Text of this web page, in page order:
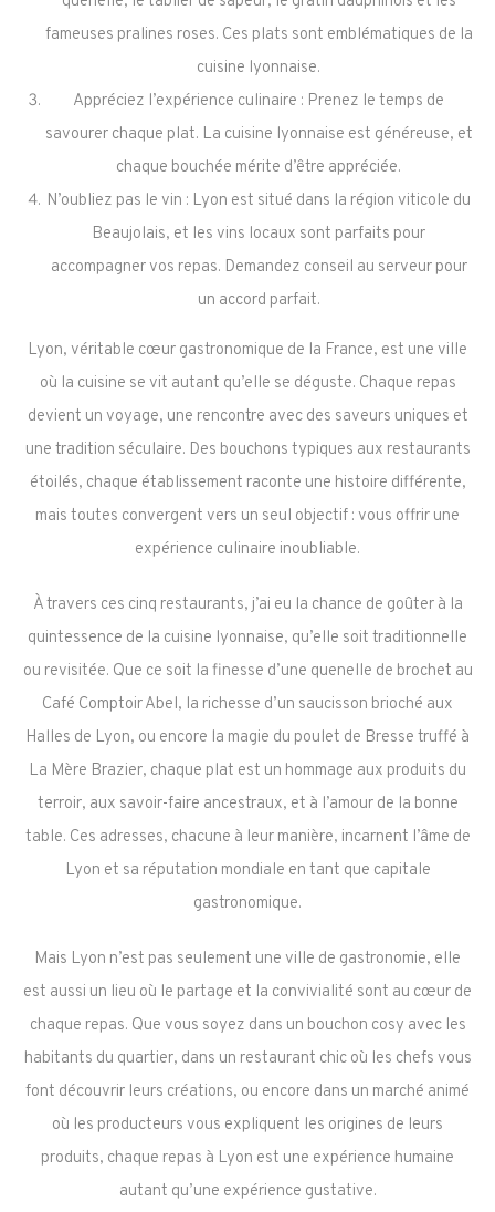
fameuses pralines roses. Ces plats sont emblématiques de la
cuisine lyonnaise.
Appréciez l’expérience culinaire : Prenez le temps de
savourer chaque plat. La cuisine lyonnaise est généreuse, et
chaque bouchée mérite d’être appréciée.
N’oubliez pas le vin : Lyon est situé dans la région viticole du
Beaujolais, et les vins locaux sont parfaits pour
accompagner vos repas. Demandez conseil au serveur pour
un accord parfait.
Lyon, véritable cœur gastronomique de la France, est une ville
où la cuisine se vit autant qu’elle se déguste. Chaque repas
devient un voyage, une rencontre avec des saveurs uniques et
une tradition séculaire. Des bouchons typiques aux restaurants
étoilés, chaque établissement raconte une histoire différente,
mais toutes convergent vers un seul objectif : vous offrir une
expérience culinaire inoubliable.
À travers ces cinq restaurants, j’ai eu la chance de goûter à la
quintessence de la cuisine lyonnaise, qu’elle soit traditionnelle
ou revisitée. Que ce soit la finesse d’une quenelle de brochet au
Café Comptoir Abel, la richesse d’un saucisson brioché aux
Halles de Lyon, ou encore la magie du poulet de Bresse truffé à
La Mère Brazier, chaque plat est un hommage aux produits du
terroir, aux savoir-faire ancestraux, et à l’amour de la bonne
table. Ces adresses, chacune à leur manière, incarnent l’âme de
Lyon et sa réputation mondiale en tant que capitale
gastronomique.
Mais Lyon n’est pas seulement une ville de gastronomie, elle
est aussi un lieu où le partage et la convivialité sont au cœur de
chaque repas. Que vous soyez dans un bouchon cosy avec les
habitants du quartier, dans un restaurant chic où les chefs vous
font découvrir leurs créations, ou encore dans un marché animé
où les producteurs vous expliquent les origines de leurs
produits, chaque repas à Lyon est une expérience humaine
autant qu’une expérience gustative.